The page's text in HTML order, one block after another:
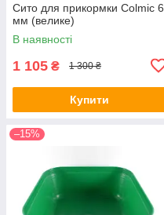
Сито для прикормки Colmic 6
мм (велике)
В наявності
1 105 ₴ 1 300 ₴
Купити
–15%